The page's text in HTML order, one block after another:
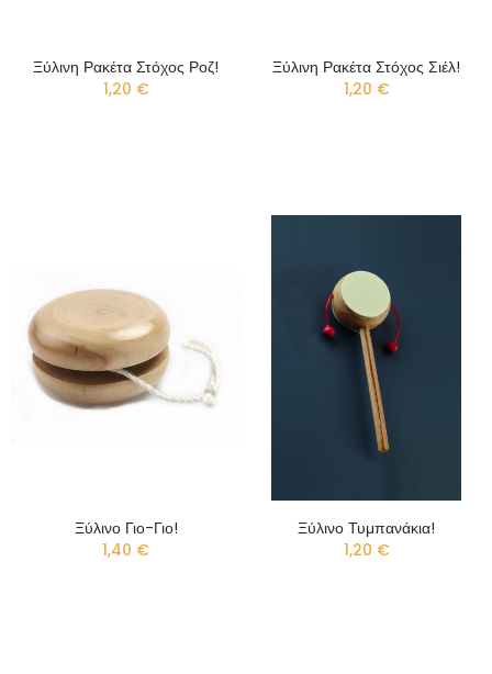
Ξύλινη Ρακέτα Στόχος Ροζ!
1,20 €
Ξύλινη Ρακέτα Στόχος Σιέλ!
1,20 €
Ξύλινο Γιο-Γιο!
1,40 €
Ξύλινο Τυμπανάκια!
1,20 €